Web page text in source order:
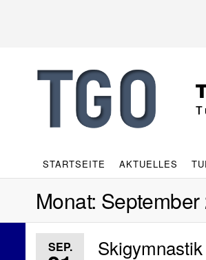
STARTSEITE AKTUELLES
Monat: September
SEP.